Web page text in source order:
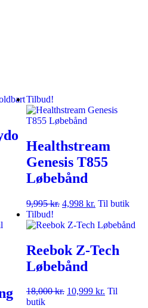
Tilbud!
Healthstream
Genesis T855
Løbebånd
9,995kr. 4,998 kr. Til butik
Tilbud!
Reebok Z-Tech
Løbebånd
18,000kr. 10,999 kr. Til
butik